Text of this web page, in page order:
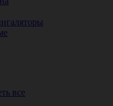
все